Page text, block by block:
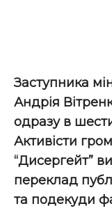
Заступника
Андрія
одразу в
Активісти
“Дисергейт”
переклад
та подекуди